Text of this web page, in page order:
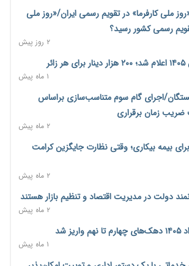
مرزهای زمینی به راهبرد تأمین کالاهای
شکاف دستمزد و هزینه معیشت هر روز عمیق‌تر
مالیاتی: بلاگرهای پردرآمد مشمول پرداخت
پیش‌بینی افزایش تولید برنج؛ نیاز وارداتی کشور به ۵۰۰ هزار تن
۲ روز پیش
«روز ملی کارفرما» در تقویم رسمی ایران/«روز ملی
رسمی کشور رسید؟
۲ روز پیش
۱ ماه پیش
اجرای گام سوم متناسب‌سازی براساس
۲ ماه پیش
بیمه بیکاری؛ وقتی نظارت جایگزین کرامت
۲ ماه پیش
دولت در مدیریت اقتصاد و تنظیم بازار هستند
۲ ماه پیش
شد
۱ ماه پیش